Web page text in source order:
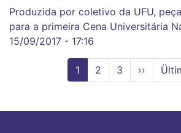
Produzida por coletivo da UFU,
para a primeira Cena Universitária
15/09/2017 - 17:16
Página
atual
1 Page
2 Page
3
Próxima
página
››